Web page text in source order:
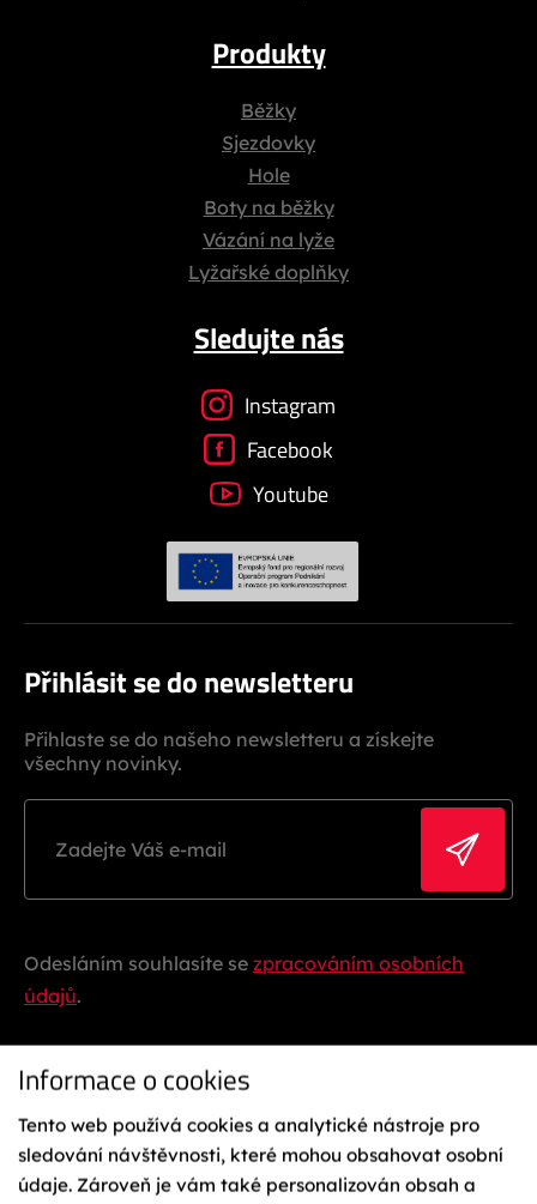
Produkty
Běžky
Sjezdovky
Hole
Boty na běžky
Vázání na lyže
Lyžařské doplňky
Sledujte nás
Instagram
Facebook
Youtube
Přihlásit se do newsletteru
Přihlaste se do našeho newsletteru a získejte
všechny novinky.
Odesláním souhlasíte se zpracováním osobních
údajů.
Informace o cookies
Tento web používá cookies a analytické nástroje pro
sledování návštěvnosti, které mohou obsahovat osobní
údaje. Zároveň je vám také personalizován obsah a